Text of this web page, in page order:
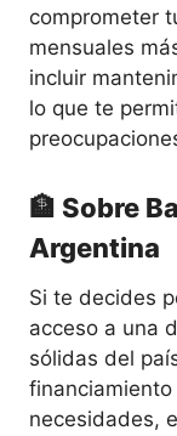
comprometer
mensuales
incluir
lo que te
🏦 Sobre
Argentina
Si te decides
acceso a una
sólidas del
necesidades,